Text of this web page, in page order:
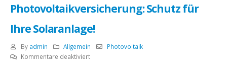
Photovoltaikversicherung: Schutz für
Ihre Solaranlage!
By admin Allgemein
Photovoltaik
Kommentare deaktiviertfür